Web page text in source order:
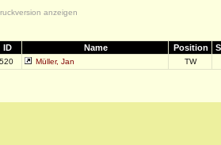
ruckversion anzeigen
ID Name Position
Müller, Jan TW